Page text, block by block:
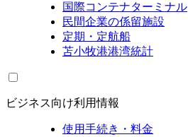
国際コンテナターミナル
民間企業の係留施設
定期・定航船
苫小牧港港湾統計
ビジネス向け利用情報
使用手続き・料金